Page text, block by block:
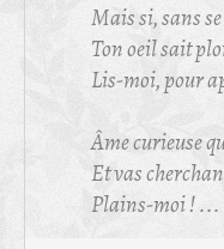
Mais si, sans
Ton oeil sait
Lis-moi, pour
Âme curieuse
Et vas
Plains-moi ! ...